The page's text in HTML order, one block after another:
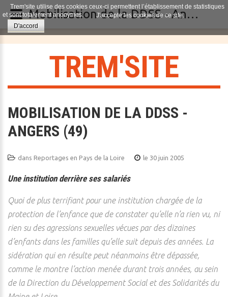
TREM'SITE
MOBILISATION DE LA DDSS -
ANGERS (49)
dans Reportages en Pays de la Loire le 30 juin 2005
Une institution derrière ses salariés
Quoi de plus terrifiant pour une institution chargée de la
protection de l’enfance que de constater qu’elle n’a rien vu, ni
rien su des agressions sexuelles vécues par des dizaines
d’enfants dans les familles qu’elle suit depuis des années. La
sidération qui en résulte peut néanmoins être dépassée,
comme le montre l’action menée durant trois années, au sein
de la Direction du Développement Social et des Solidarités du
Trem'site utilise des cookies ceux-ci permettent l’établissement de statistiques
et sont totalement anonymes.
J'accepte les cookies de ce site.
D'accord
Mobilisation de la DDSS - Angers (49)